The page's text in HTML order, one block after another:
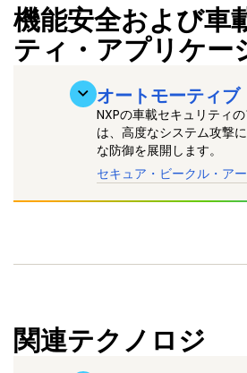
機能安全および車
ティ・アプリケー
オートモーティブ
NXPの車載セキュリティ
は、高度なシステム攻撃
な防御を展開します。
セキュア・ビークル・ア
関連テクノロジ